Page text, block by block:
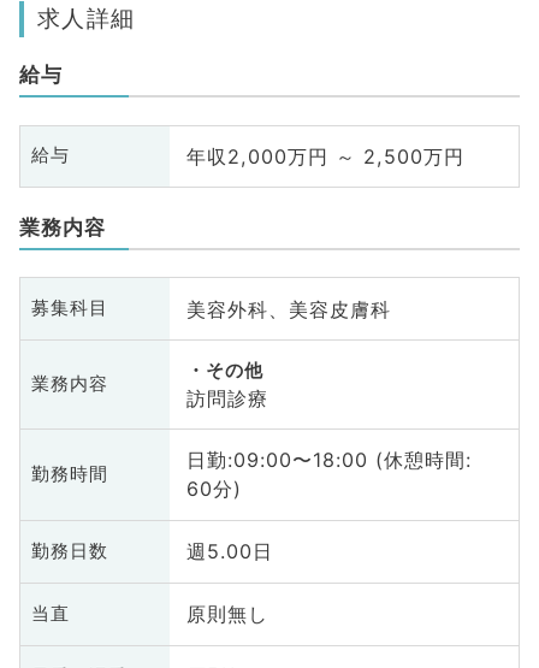
求人詳細
給与
給与 年収2,000万円 ～ 2,500万円
業務内容
募集科目 美容外科、美容皮膚科
業務内容
その他
訪問診療
勤務時間
日勤:09:00〜18:00 (休憩時間:
60分)
勤務日数 週5.00日
当直 原則無し